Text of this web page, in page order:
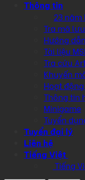
Thông tin
23 năm
Tra mã
Hướng
Tài liệu
Tra cứu
Khuyến
Hoạt
Thông tin
Minigame
Tuyển
Tuyển đại lý
Liên hệ
Tiếng Việt
Tiếng